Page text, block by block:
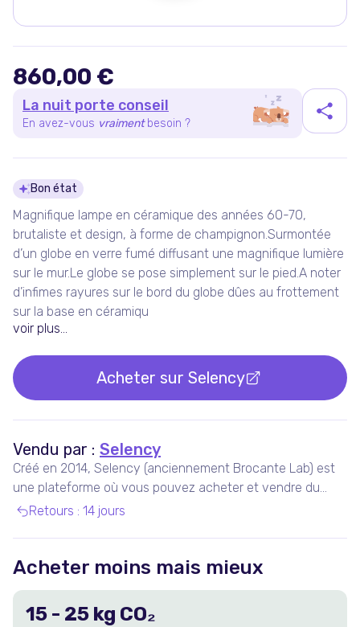
860,00 €
La nuit porte conseil
En avez-vous vraiment besoin ?
Détails du produit
Bon état
Magnifique lampe en céramique des années 60-70,
brutaliste et design, à forme de champignon.Surmontée
d’un globe en verre fumé diffusant une magnifique lumière
sur le mur.Le globe se pose simplement sur le pied.A noter
d’infimes rayures sur le bord du globe dûes au frottement
sur la base en céramiqu
voir plus...
Acheter sur Selency
Vendu par : Selency
Créé en 2014, Selency (anciennement Brocante Lab) est
une plateforme où vous pouvez acheter et vendre du
mobilier et des décorations uniques de seconde main,
Retours : 14 jours
Acheter moins mais mieux
15 - 25 kg CO₂